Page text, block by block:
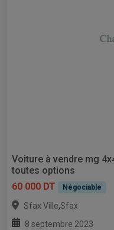
Voiture à vendre mg
toutes options
60 000 DT
Négociable
Sfax Ville,Sfax
8 septembre 2023